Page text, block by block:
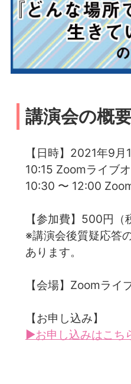
講演会の概
【日時】2021年9月
10:15 Zoomライブ
10:30 〜 12:00
【参加費】500円（
※講演会後質疑応答
あります。
【会場】Zoomライ
【お申し込み】
▶お申し込みはこち